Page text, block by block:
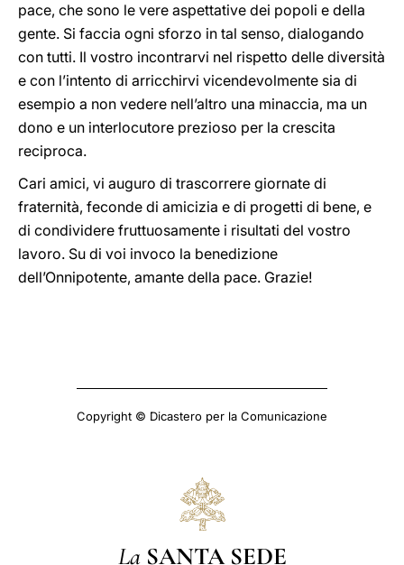
pace, che sono le vere aspettative dei popoli e della
gente. Si faccia ogni sforzo in tal senso, dialogando
con tutti. Il vostro incontrarvi nel rispetto delle diversità
e con l’intento di arricchirvi vicendevolmente sia di
esempio a non vedere nell’altro una minaccia, ma un
dono e un interlocutore prezioso per la crescita
reciproca.
Cari amici, vi auguro di trascorrere giornate di
fraternità, feconde di amicizia e di progetti di bene, e
di condividere fruttuosamente i risultati del vostro
lavoro. Su di voi invoco la benedizione
dell’Onnipotente, amante della pace. Grazie!
Copyright © Dicastero per la Comunicazione
La SANTA SEDE